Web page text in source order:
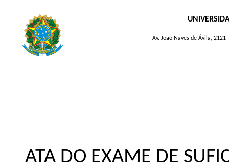
Av. João Naves de Ávila,
ATA DO EXAME DE